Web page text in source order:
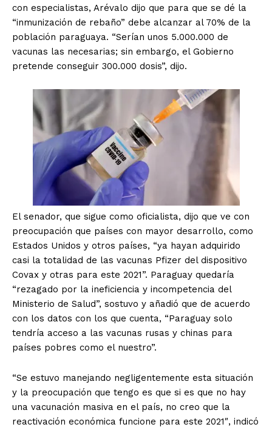
con especialistas, Arévalo dijo que para que se dé la
“inmunización de rebaño” debe alcanzar al 70% de la
población paraguaya. “Serían unos 5.000.000 de
vacunas las necesarias; sin embargo, el Gobierno
pretende conseguir 300.000 dosis”, dijo.
El senador, que sigue como oficialista, dijo que ve con
preocupación que países con mayor desarrollo, como
Estados Unidos y otros países, “ya hayan adquirido
casi la totalidad de las vacunas Pfizer del dispositivo
Covax y otras para este 2021”. Paraguay quedaría
“rezagado por la ineficiencia y incompetencia del
Ministerio de Salud”, sostuvo y añadió que de acuerdo
con los datos con los que cuenta, “Paraguay solo
tendría acceso a las vacunas rusas y chinas para
países pobres como el nuestro”.
“Se estuvo manejando negligentemente esta situación
y la preocupación que tengo es que si es que no hay
una vacunación masiva en el país, no creo que la
reactivación económica funcione para este 2021″, indicó